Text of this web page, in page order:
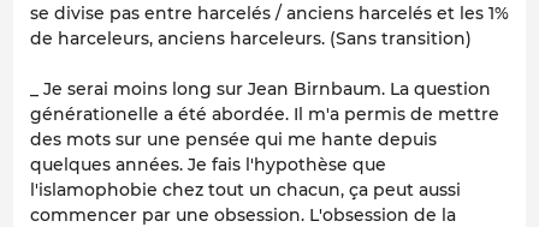
se divise pas entre harcelés / anciens harcelés et les 1%
de harceleurs, anciens harceleurs. (Sans transition)
_ Je serai moins long sur Jean Birnbaum. La question
générationelle a été abordée. Il m'a permis de mettre
des mots sur une pensée qui me hante depuis
quelques années. Je fais l'hypothèse que
l'islamophobie chez tout un chacun, ça peut aussi
commencer par une obsession. L'obsession de la